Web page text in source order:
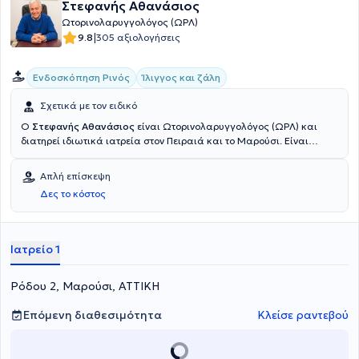
Στεφανής Αθανάσιος
Ωτορινολαρυγγολόγος (ΩΡΛ)
9.8|305 αξιολογήσεις
Ενδοσκόπηση Ρινός Ίλιγγος και ζάλη
Σχετικά με τον ειδικό
Ο Στεφανής Αθανάσιος είναι Ωτορινολαρυγγολόγος (ΩΡΛ) και
διατηρεί ιδιωτικά ιατρεία στον Πειραιά και το Μαρούσι. Είναι
Καποδιστριακού Πανεπιστημίου Αθηνών. Διαθέτει πολύτιμη
εμπειρία και γνώσεις στον κλάδο του, καθώς κατά τη διάρκεια της
επαγγελματικής του πορείας, εργάστηκε επί σειρά ετών ως
Ωτορινολαρυγγολόγος στο Γενικό Νοσοκομείο Αθηνών
"Π. & Α. Κυριακού". Τέλος, ο γιατρός συμμετέχει σε σεμινάρια και
συνέδρια της ειδικότητάς του και είναι μέλος του Ιατρικού Συλλόγου
Απλή επίσκεψη
Δες το κόστος
Ιατρείο 1
Ρόδου 2, Μαρούσι, ΑΤΤΙΚΗ
Επόμενη διαθεσιμότητα
Κλείσε ραντεβού